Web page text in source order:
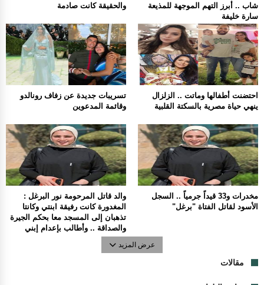
والحقيقة كانت صادمة
شاب .. أبرز التهم الموجهة للمذيعة
سارة خليفة
تسريبات جديدة عن زفاف رونالدو
وقائمة المدعوين
احتضنت أطفالها وماتت .. الزلزال
ينهي حياة مصرية بالسكتة القلبية
والد قاتل المرحومة نور البرغل :
المغدورة كانت رفيقة ابنتي وكانتا
تذهبان إلى المسجد معا بحكم الجيرة
والصداقة .. وأطالب بإعدام إبني
مخدرات و33 قيداً جرمياً .. السجل
الأسود لقاتل الفتاة "برغل"
عرض المزيد
مقالات